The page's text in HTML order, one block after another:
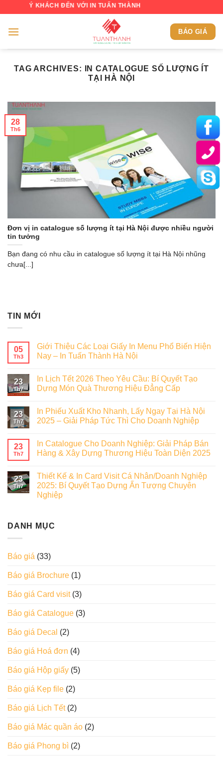
content
KHÁCH ĐẾN VỚI IN TUẤN THÀNH
BÁO GIÁ
TAG ARCHIVES:
IN CATALOGUE SỐ LƯỢNG ÍT
TẠI HÀ NỘI
Đơn vị in catalogue số lượng ít tại Hà Nội được nhiều người
tin tưởng
Bạn đang có nhu cầu in catalogue số lượng ít tại Hà Nội nhũng
chưa[...]
28
Th6
TIN MỚI
05
Th3
Giới Thiệu Các Loại Giấy In Menu Phổ Biến Hiện
Nay – In Tuấn Thành Hà Nội
23
Th7
In Lịch Tết 2026 Theo Yêu Cầu: Bí Quyết Tạo
Dựng Món Quà Thương Hiệu Đẳng Cấp
23
Th7
In Phiếu Xuất Kho Nhanh, Lấy Ngay Tại Hà Nội
2025 – Giải Pháp Tức Thì Cho Doanh Nghiệp
23
Th7
In Catalogue Cho Doanh Nghiệp: Giải Pháp Bán
Hàng & Xây Dựng Thương Hiệu Toàn Diện 2025
23
Th7
Thiết Kế & In Card Visit Cá Nhân/Doanh Nghiệp
2025: Bí Quyết Tạo Dựng Ấn Tượng Chuyên
Nghiệp
DANH MỤC
Báo giá (33)
Báo giá Brochure (1)
Báo giá Card visit(3)
Báo giá Catalogue (3)
Báo giá Decal (2)
Báo giá Hoá đơn (4)
Báo giá Hộp giấy (5)
Báo giá Kẹp file (2)
Báo giá Lịch Tết(2)
Báo giá Mác quần áo (2)
Báo giá Phong bì (2)